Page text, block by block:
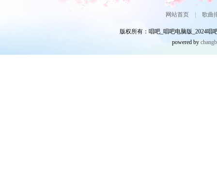
网站首页| 歌曲
版权所有：唱吧_唱吧电脑版_2024唱
powered by